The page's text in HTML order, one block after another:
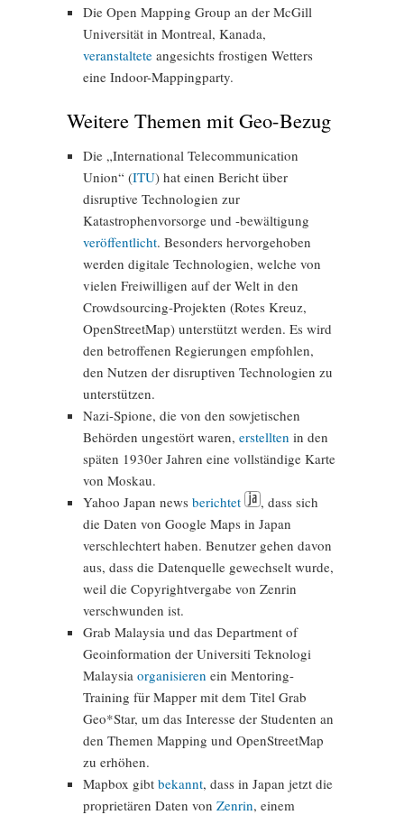
Die Open Mapping Group an der McGill
Universität in Montreal, Kanada,
veranstaltete angesichts frostigen Wetters
eine Indoor-Mappingparty.
Weitere Themen mit Geo-Bezug
Die „International Telecommunication
Union“ (ITU) hat einen Bericht über
disruptive Technologien zur
Katastrophenvorsorge und -bewältigung
veröffentlicht. Besonders hervorgehoben
werden digitale Technologien, welche von
vielen Freiwilligen auf der Welt in den
Crowdsourcing-Projekten (Rotes Kreuz,
OpenStreetMap) unterstützt werden. Es wird
den betroffenen Regierungen empfohlen,
den Nutzen der disruptiven Technologien zu
unterstützen.
Nazi-Spione, die von den sowjetischen
Behörden ungestört waren, erstellten in den
späten 1930er Jahren eine vollständige Karte
von Moskau.
Yahoo Japan news berichtet
, dass sich
die Daten von Google Maps in Japan
verschlechtert haben. Benutzer gehen davon
aus, dass die Datenquelle gewechselt wurde,
weil die Copyrightvergabe von Zenrin
verschwunden ist.
Grab Malaysia und das Department of
Geoinformation der Universiti Teknologi
Malaysia organisieren ein Mentoring-
Training für Mapper mit dem Titel Grab
Geo*Star, um das Interesse der Studenten an
den Themen Mapping und OpenStreetMap
zu erhöhen.
Mapbox gibt bekannt, dass in Japan jetzt die
proprietären Daten von Zenrin, einem